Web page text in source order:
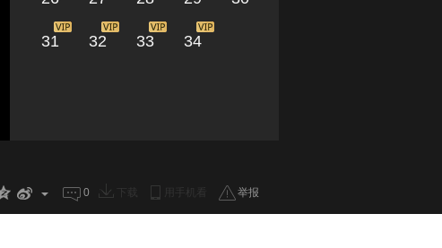
31 32 33 34
0 举报